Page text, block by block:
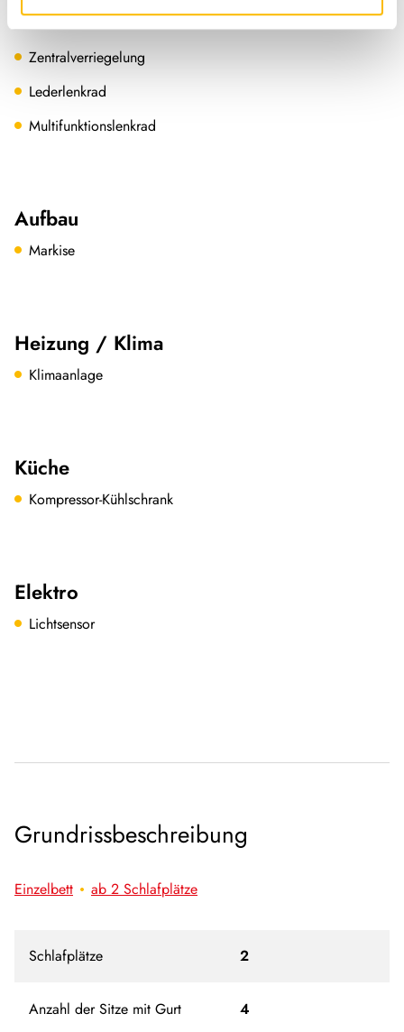
Allwetterreifen
Zentralverriegelung
Lederlenkrad
Multifunktionslenkrad
Aufbau
Markise
Heizung / Klima
Klimaanlage
Küche
Kompressor-Kühlschrank
Elektro
Lichtsensor
Grundrissbeschreibung
Einzelbett ab 2 Schlafplätze
Schlafplätze 2
Anzahl der Sitze mit Gurt 4